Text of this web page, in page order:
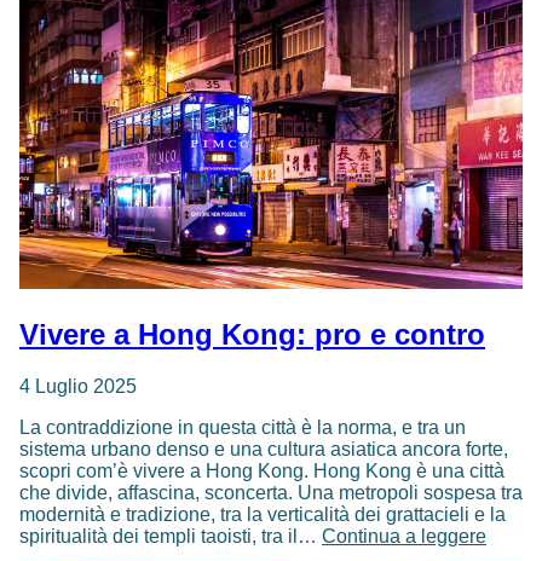
Australia:
consigli
e
informazioni
Vivere a Hong Kong: pro e contro
4 Luglio 2025
La contraddizione in questa città è la norma, e tra un
sistema urbano denso e una cultura asiatica ancora forte,
scopri com’è vivere a Hong Kong. Hong Kong è una città
che divide, affascina, sconcerta. Una metropoli sospesa tra
modernità e tradizione, tra la verticalità dei grattacieli e la
spiritualità dei templi taoisti, tra il… Continua a leggereVivere